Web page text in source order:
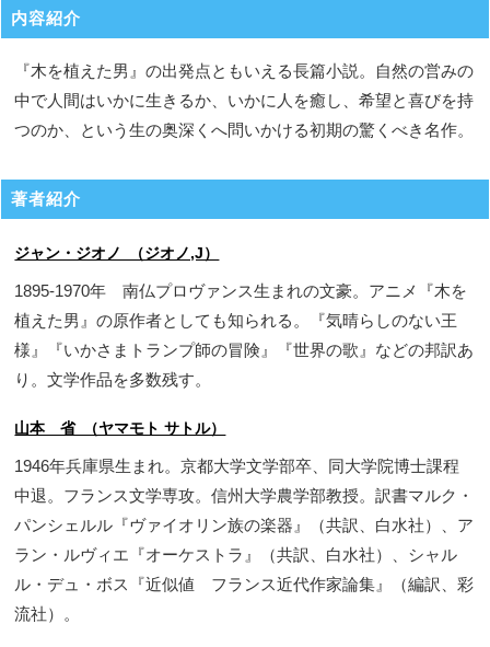
内容紹介
『木を植えた男』の出発点ともいえる長篇小説。自然の営みの
中で人間はいかに生きるか、いかに人を癒し、希望と喜びを持
つのか、という生の奥深くへ問いかける初期の驚くべき名作。
著者紹介
ジャン・ジオノ （ジオノ,J）
1895-1970年 南仏プロヴァンス生まれの文豪。アニメ『木を
植えた男』の原作者としても知られる。『気晴らしのない王
様』『いかさまトランプ師の冒険』『世界の歌』などの邦訳あ
り。文学作品を多数残す。
山本 省 （ヤマモト サトル）
1946年兵庫県生まれ。京都大学文学部卒、同大学院博士課程
中退。フランス文学専攻。信州大学農学部教授。訳書マルク・
パンシェルル『ヴァイオリン族の楽器』（共訳、白水社）、ア
ラン・ルヴィエ『オーケストラ』（共訳、白水社）、シャル
ル・デュ・ボス『近似値 フランス近代作家論集』（編訳、彩
流社）。